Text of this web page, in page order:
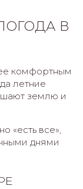
В
комфортным
летние
землю и
«есть все»,
днями